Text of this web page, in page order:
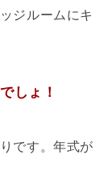
ジルームにキ
しょ！
です。年式が